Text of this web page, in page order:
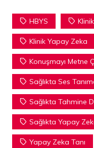
HBYS
Klinik Yapay Zeka
Konuşmayı Metne
Sağlıkta Ses
Sağlıkta Tahmine
Sağlıkta Yapay
Yapay Zeka Tanı